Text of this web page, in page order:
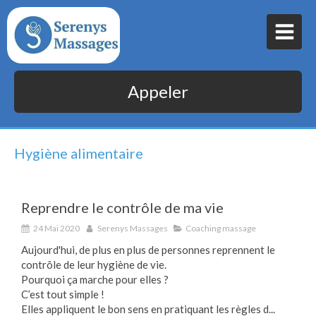
Appeler
Hygiène alimentaire
Reprendre le contrôle de ma vie
24 Mai 2020 Serenys Massages Coaching massage
Aujourd'hui, de plus en plus de personnes reprennent le
contrôle de leur hygiène de vie.
Pourquoi ça marche pour elles ?
C’est tout simple !
Elles appliquent le bon sens en pratiquant les règles d...